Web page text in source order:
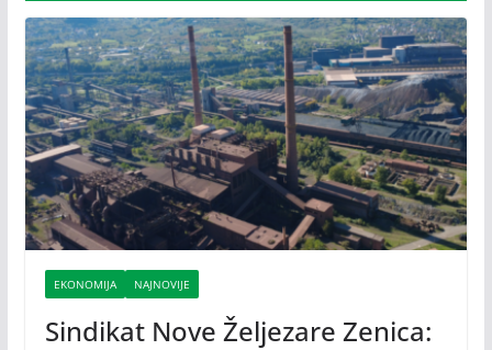
EKONOMIJA NAJNOVIJE
Sindikat Nove Željezare Zenica: